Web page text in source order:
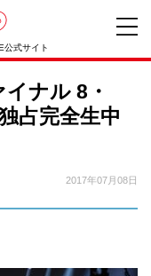
公式サイト
ナル 8・
占完全生中
2017年07月08日